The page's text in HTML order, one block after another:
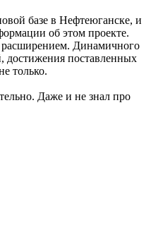
базе в Нефтеюганске, и
об этом проекте.
Динамичного
достижения поставленных
только.
Даже и не знал про